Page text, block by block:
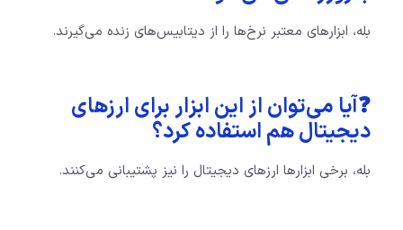
بله، ابزارهای معتبر نرخ‌ها را از دیتابیس‌های زنده می‌گیرند.
❓آیا می‌توان از این ابزار برای ارزهای
دیجیتال هم استفاده کرد؟
بله، برخی ابزارها ارزهای دیجیتال را نیز پشتیبانی می‌کنند.